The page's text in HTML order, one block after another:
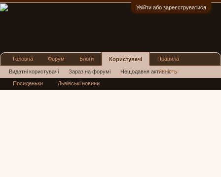
Увійти або зареєструватися
Головна Форум Блоги Користувачі
Видатні користувачі Зараз на форумі Нещодавня активність
Нові повідомлення профілю
Правила
Реклама
Посиденьки Львівські новини